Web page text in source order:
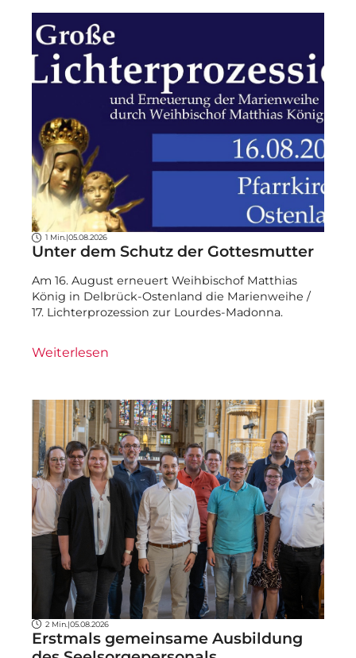
1 Min. |05.08.2026
Unter dem Schutz der Gottesmutter
Am 16. August erneuert Weihbischof Matthias
König in Delbrück-Ostenland die Marienweihe /
17. Lichterprozession zur Lourdes-Madonna.
Weiterlesen
2 Min. |05.08.2026
Erstmals gemeinsame Ausbildung